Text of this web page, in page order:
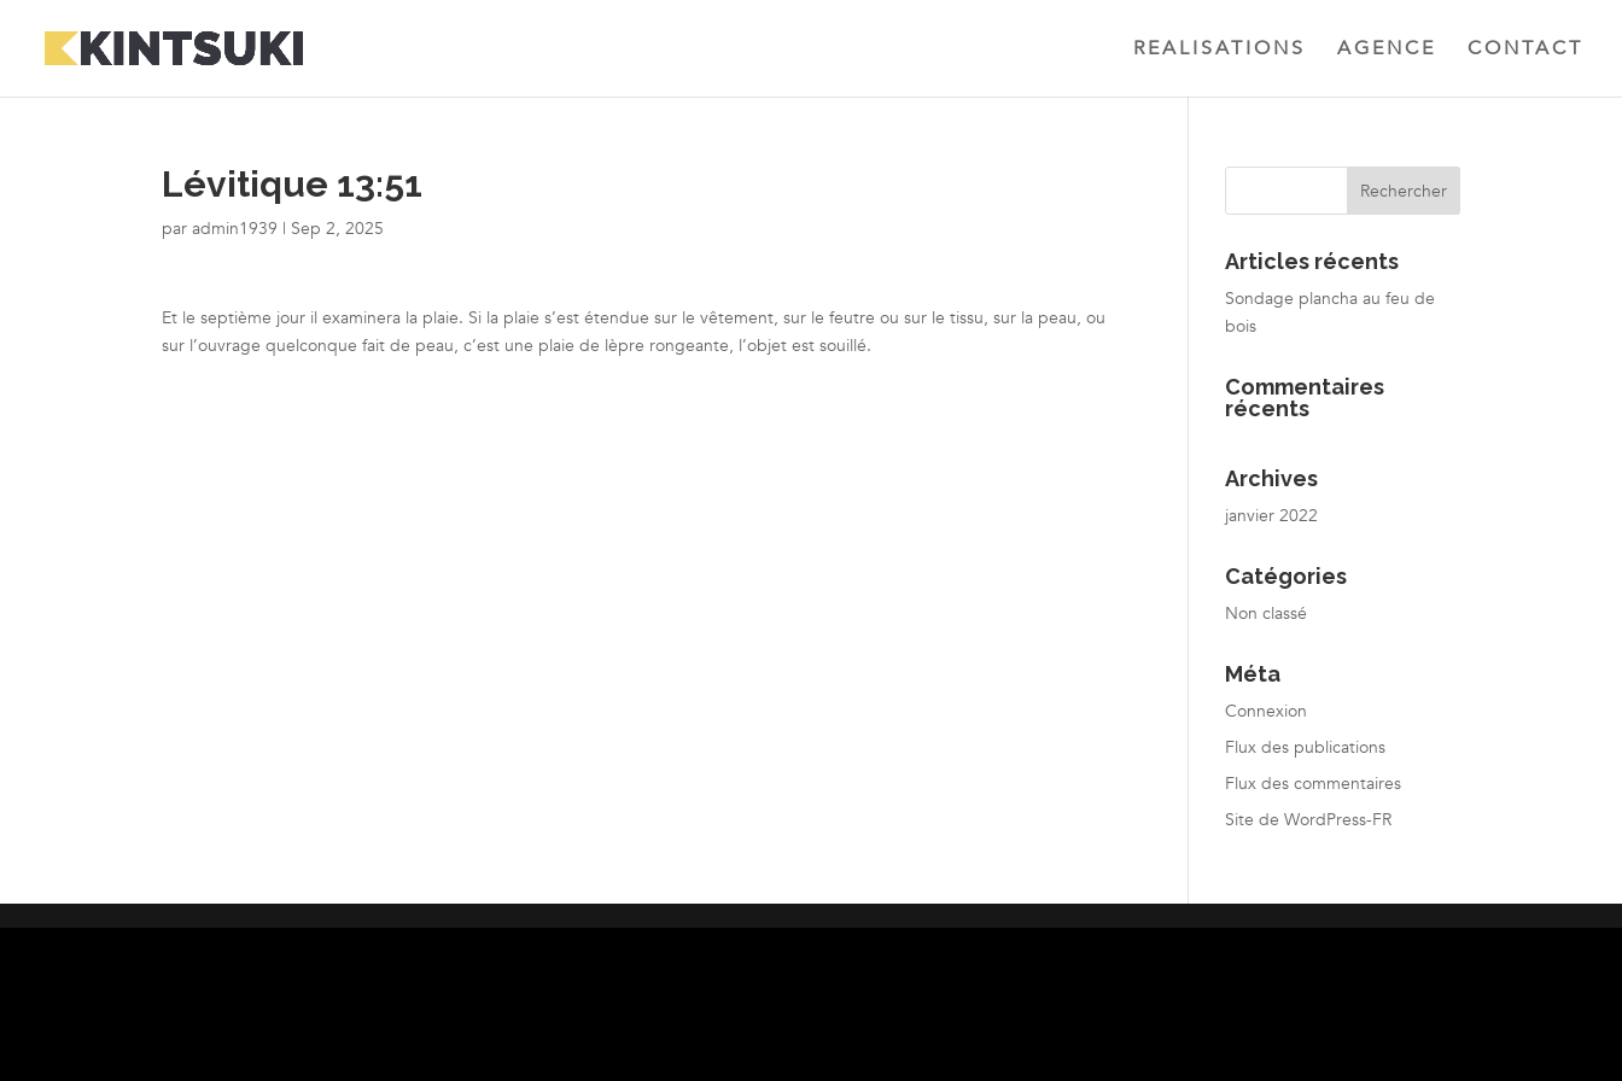
REALISATIONS AGENCE CONTACT
Lévitique 13:51
paradmin1939 | Sep 2, 2025
Et le septième jour il examinera la plaie. Si la plaie s’est étendue sur le vêtement, sur le feutre ou sur le tissu, sur la peau, ou
sur l’ouvrage quelconque fait de peau, c’est une plaie de lèpre rongeante, l’objet est souillé.
Articles récents
Sondage plancha au feu de
bois
Commentaires
récents
Archives
janvier 2022
Catégories
Non classé
Méta
Connexion
Flux des publications
Flux des commentaires
Site de WordPress-FR